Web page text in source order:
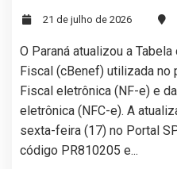
21 de julho de 2026
O Paraná atualizou a
Fiscal (cBenef) utilizada no
Fiscal eletrônica (NF-e) e
eletrônica (NFC-e). A
sexta-feira (17) no Portal
código PR810205 e...